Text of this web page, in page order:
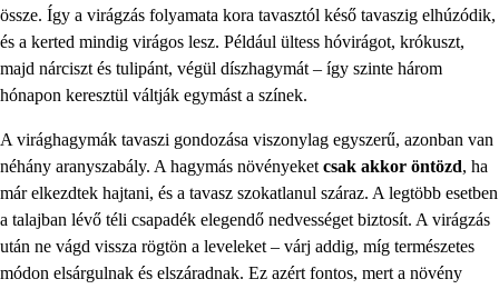
össze. Így a virágzás folyamata kora tavasztól késő tavaszig elhúzódik,
és a kerted mindig virágos lesz. Például ültess hóvirágot, krókuszt,
majd nárciszt és tulipánt, végül díszhagymát – így szinte három
hónapon keresztül váltják egymást a színek.
A virághagymák tavaszi gondozása viszonylag egyszerű, azonban van
néhány aranyszabály. A hagymás növényeketcsak akkor öntözd, ha
már elkezdtek hajtani, és a tavasz szokatlanul száraz. A legtöbb esetben
a talajban lévő téli csapadék elegendő nedvességet biztosít. A virágzás
után ne vágd vissza rögtön a leveleket – várj addig, míg természetes
módon elsárgulnak és elszáradnak. Ez azért fontos, mert a növény